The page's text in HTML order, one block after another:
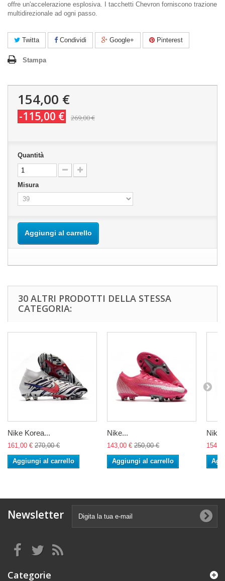
offre un'accelerazione esplosiva. I tacchetti Chevron forniscono trazione
multidirezionale ad ogni passo.
Twitta Condividi Google+ Pinterest
Stampa
154,00 €
-115,00 € 269,00 €
Quantità
Misura
Aggiungi al carrello
30 ALTRI PRODOTTI DELLA STESSA
CATEGORIA:
Nike Korea...
161,00 € 270,00 €
Aggiungi al carrello
Nike...
143,00 € 250,00 €
Aggiungi al carrello
Newsletter
Categorie